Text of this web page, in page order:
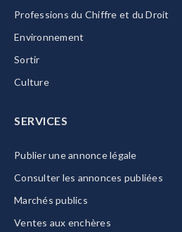
Professions du Chiffre et du Droit
Environnement
Sortir
Culture
SERVICES
Publier une annonce légale
Consulter les annonces publiées
Marchés publics
Ventes aux enchères